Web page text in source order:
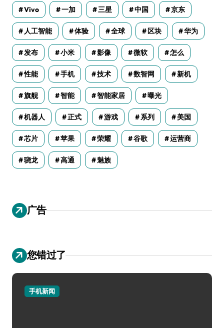
Vivo 一加 三星 中国 京东
人工智能 体验 全球 区块 华为
发布 小米 影像 微软 怎么
性能 手机 技术 数智网 新机
旗舰 智能 智能家居 曝光
机器人 正式 游戏 系列 美国
芯片 苹果 荣耀 谷歌 运营商
骁龙 高通 魅族
广告
您错过了
手机新闻